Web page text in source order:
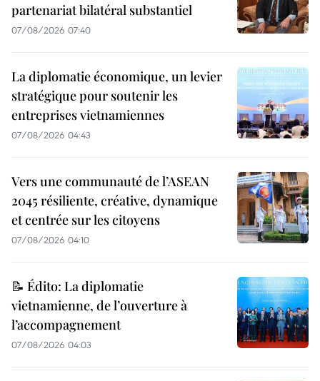
partenariat bilatéral substantiel
07/08/2026 07:40
La diplomatie économique, un levier
stratégique pour soutenir les
entreprises vietnamiennes
07/08/2026 04:43
Vers une communauté de l’ASEAN
2045 résiliente, créative, dynamique
et centrée sur les citoyens
07/08/2026 04:10
📝 Édito: La diplomatie
vietnamienne, de l’ouverture à
l’accompagnement
07/08/2026 04:03